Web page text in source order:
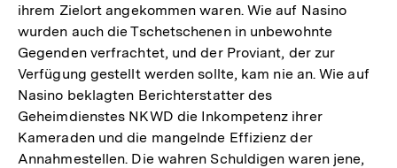
Fußnote
ihrem Zielort angekommen waren. Wie auf Nasino
wurden auch die Tschetschenen in unbewohnte
Gegenden verfrachtet, und der Proviant, der zur
Verfügung gestellt werden sollte, kam nie an. Wie auf
Nasino beklagten Berichterstatter des
Geheimdienstes NKWD die Inkompetenz ihrer
Kameraden und die mangelnde Effizienz der
Annahmestellen. Die wahren Schuldigen waren jene,